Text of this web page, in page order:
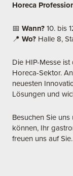
Horeca
📅 Wann? 10. bis
📍 Wo? Halle 8,
Die HIP-Messe
Horeca-Sektor.
neuesten
Lösungen und
Besuchen Sie
können, Ihr
freuen uns auf Sie.